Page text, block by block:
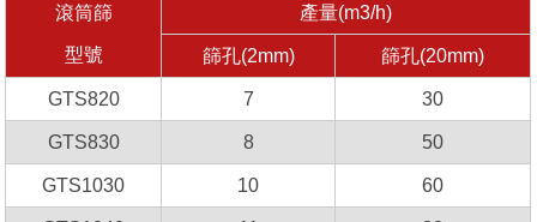
滾筒篩
型號
產量(m3/h)
篩孔(2mm) 篩孔(20mm)
GTS820 7 30
GTS830 8 50
GTS1030 10 60